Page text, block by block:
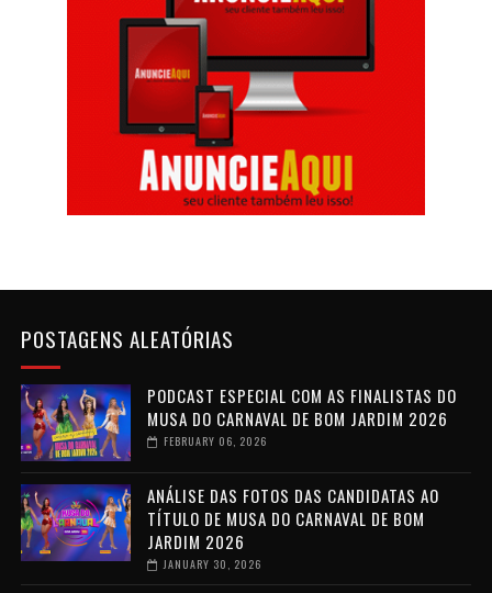
POSTAGENS ALEATÓRIAS
PODCAST ESPECIAL COM AS FINALISTAS DO
MUSA DO CARNAVAL DE BOM JARDIM 2026
FEBRUARY 06, 2026
ANÁLISE DAS FOTOS DAS CANDIDATAS AO
TÍTULO DE MUSA DO CARNAVAL DE BOM
JARDIM 2026
JANUARY 30, 2026